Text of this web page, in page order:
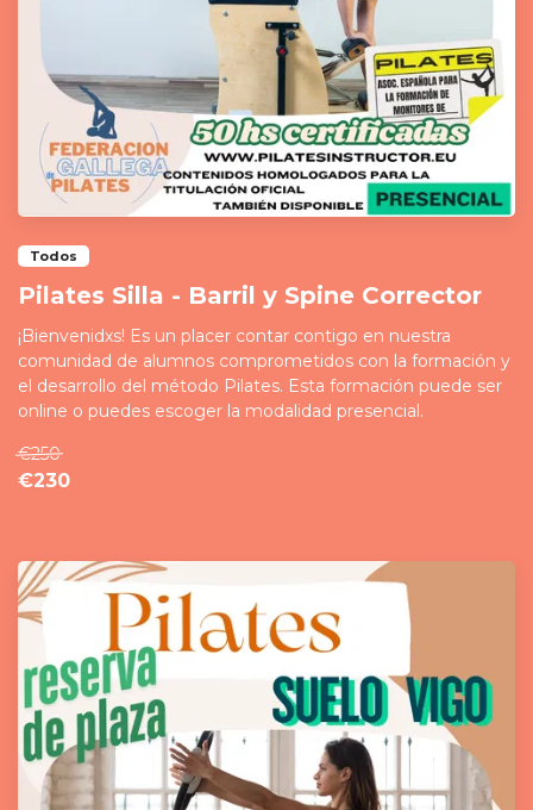
Todos
Pilates Silla - Barril y Spine Corrector
¡Bienvenidxs! Es un placer contar contigo en nuestra
comunidad de alumnos comprometidos con la formación y
el desarrollo del método Pilates. Esta formación puede ser
online o puedes escoger la modalidad presencial.
€250
€230